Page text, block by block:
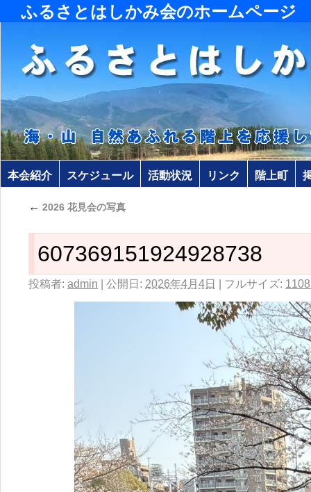
ふるさとはしかみ会のホームページ
本会紹介 スケジュール 活動状況 リンク 階上町
← 2026 花見会の写真
607369151924928738
投稿者: admin 公開日: 2026年4月4日 フルサイズ: